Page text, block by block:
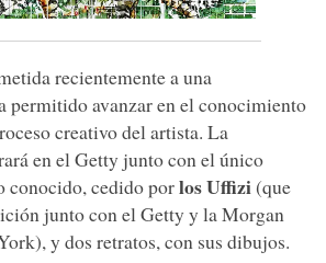
recientemente a una
permitido avanzar en el conocimiento
creativo del artista. La
en el Getty junto con el único
conocido, cedido porlos Uffizi(que
junto con el Getty y la Morgan
y dos retratos, con sus dibujos.